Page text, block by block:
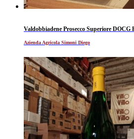
Valdobbiadene Prosecco Superiore DOCG
Azienda Agricola Simoni Diego